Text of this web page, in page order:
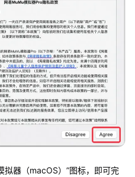
拟器（macOS）”图标，即可完